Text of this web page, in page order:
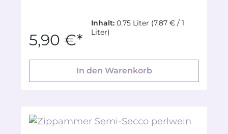
Inhalt: 0.75 Liter (7,87 € / 1
Liter)
5,90 €*
In den Warenkorb